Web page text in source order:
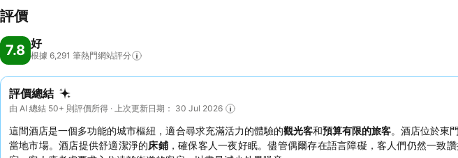
評價
7.8 好
根據 6,291 筆熱門網站評分
評價總結
由 AI 總結 50+ 則評價所得 · 上次更新日期： 30 Jul 2026
這間酒店是一個多功能的城市樞紐，適合尋求充滿活力的體驗的觀光客和預算有限的旅客。酒店位於東
當地市場。酒店提供舒適潔淨的床鋪，確保客人一夜好眠。儘管偶爾存在語言障礙，客人們仍然一致